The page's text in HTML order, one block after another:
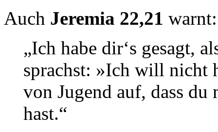
Auch Jeremia 22,21 warnt:
„Ich habe dir‘s gesagt,
sprachst: »Ich will nicht
von Jugend auf, dass
hast.“